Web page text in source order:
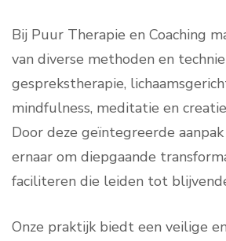
Bij Puur Therapie en Coaching
van diverse methoden en
gesprekstherapie,
mindfulness, meditatie en
Door deze geïntegreerde
ernaar om diepgaande
faciliteren die leiden tot
Onze praktijk biedt een veilige